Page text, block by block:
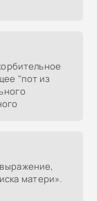
"пот из
матери».